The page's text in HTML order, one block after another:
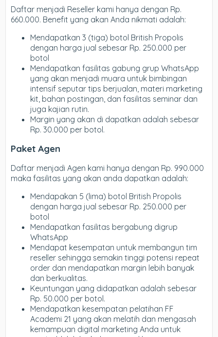
Daftar menjadi Reseller kami hanya dengan Rp.
660.000. Benefit yang akan Anda nikmati adalah:
Mendapatkan 3 (tiga) botol British Propolis
dengan harga jual sebesar Rp. 250.000 per
botol
Mendapatkan fasilitas gabung grup WhatsApp
yang akan menjadi muara untuk bimbingan
intensif seputar tips berjualan, materi marketing
kit, bahan postingan, dan fasilitas seminar dan
juga kajian rutin.
Margin yang akan di dapatkan adalah sebesar
Rp. 30.000 per botol.
Paket Agen
Daftar menjadi Agen kami hanya dengan Rp. 990.000
maka fasilitas yang akan anda dapatkan adalah:
Mendapakan 5 (lima) botol British Propolis
dengan harga jual sebesar Rp. 250.000 per
botol
Mendapatkan fasilitas bergabung digrup
WhatsApp
Mendapat kesempatan untuk membangun tim
reseller sehingga semakin tinggi potensi repeat
order dan mendapatkan margin lebih banyak
dan berkualitas.
Keuntungan yang didapatkan adalah sebesar
Rp. 50.000 per botol.
Mendapatkan kesempatan pelatihan FF
Academi 21 yang akan melatih dan mengasah
kemampuan digital marketing Anda untuk